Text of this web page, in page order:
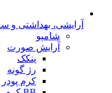
آرایشی، بهداشتی و
شامپو
آرایش صورت
پنکک
رژ گونه
کرم پودر